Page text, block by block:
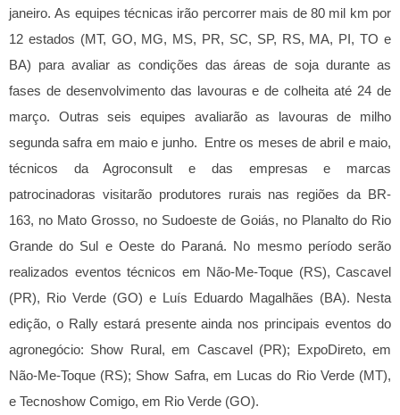
janeiro.As equipes técnicas irão percorrer mais de 80 mil km por
12 estados (MT, GO, MG, MS, PR, SC, SP, RS, MA, PI, TO e
BA) para avaliar as condições das áreas de soja durante as
fases de desenvolvimento das lavouras e de colheita até 24 de
março. Outras seis equipes avaliarão as lavouras de milho
segunda safra em maio e junho. Entre os meses de abril e maio,
técnicos da Agroconsult e das empresas e marcas
patrocinadoras visitarão produtores rurais nas regiões da BR-
163, no Mato Grosso, no Sudoeste de Goiás, no Planalto do Rio
Grande do Sul e Oeste do Paraná. No mesmo período serão
realizados eventos técnicos em Não-Me-Toque (RS), Cascavel
(PR), Rio Verde (GO) e Luís Eduardo Magalhães (BA).
Nesta
edição, o Rally estará presente ainda nos principais eventos do
agronegócio: Show Rural, em Cascavel (PR); ExpoDireto, em
Não-Me-Toque (RS); Show Safra, em Lucas do Rio Verde (MT),
e Tecnoshow Comigo, em Rio Verde (GO).